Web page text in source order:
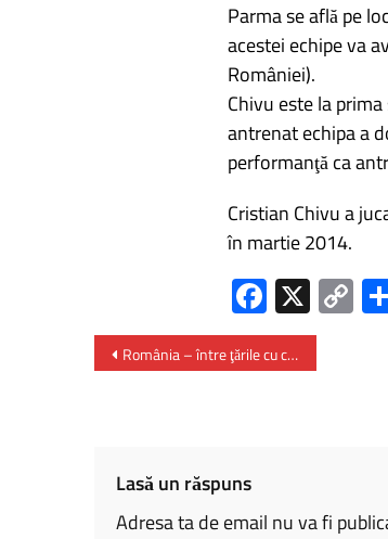
Parma se află pe
acestei echipe va
României).
Chivu este la
antrenat echipa a
performanţă ca
Cristian Chivu a
în martie 2014.
Fa
ce
b
X C
o
România – între ţările cu cele mai scăzute rate de populaţie activă în muncă din UE
Lasă un răspuns
Adresa ta de email nu va fi